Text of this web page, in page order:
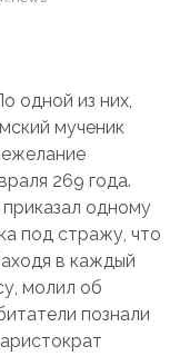
одной из них,
мученик
269 года.
одному
под стражу, что
в каждый
молил об
познали